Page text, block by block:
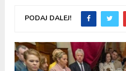
PODAJ DALEJ!